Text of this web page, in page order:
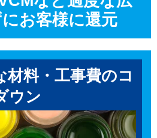
お客様に還元
材料・工事費のコ
ウン